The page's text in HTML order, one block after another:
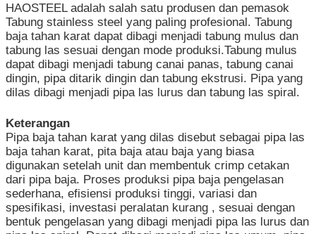
HAOSTEEL adalah salah satu produsen dan pemasok
Tabung stainless steel yang paling profesional. Tabung
baja tahan karat dapat dibagi menjadi tabung mulus dan
tabung las sesuai dengan mode produksi.Tabung mulus
dapat dibagi menjadi tabung canai panas, tabung canai
dingin, pipa ditarik dingin dan tabung ekstrusi. Pipa yang
dilas dibagi menjadi pipa las lurus dan tabung las spiral.
Keterangan
Pipa baja tahan karat yang dilas disebut sebagai pipa las
baja tahan karat, pita baja atau baja yang biasa
digunakan setelah unit dan membentuk crimp cetakan
dari pipa baja. Proses produksi pipa baja pengelasan
sederhana, efisiensi produksi tinggi, variasi dan
spesifikasi, investasi peralatan kurang , sesuai dengan
bentuk pengelasan yang dibagi menjadi pipa las lurus dan